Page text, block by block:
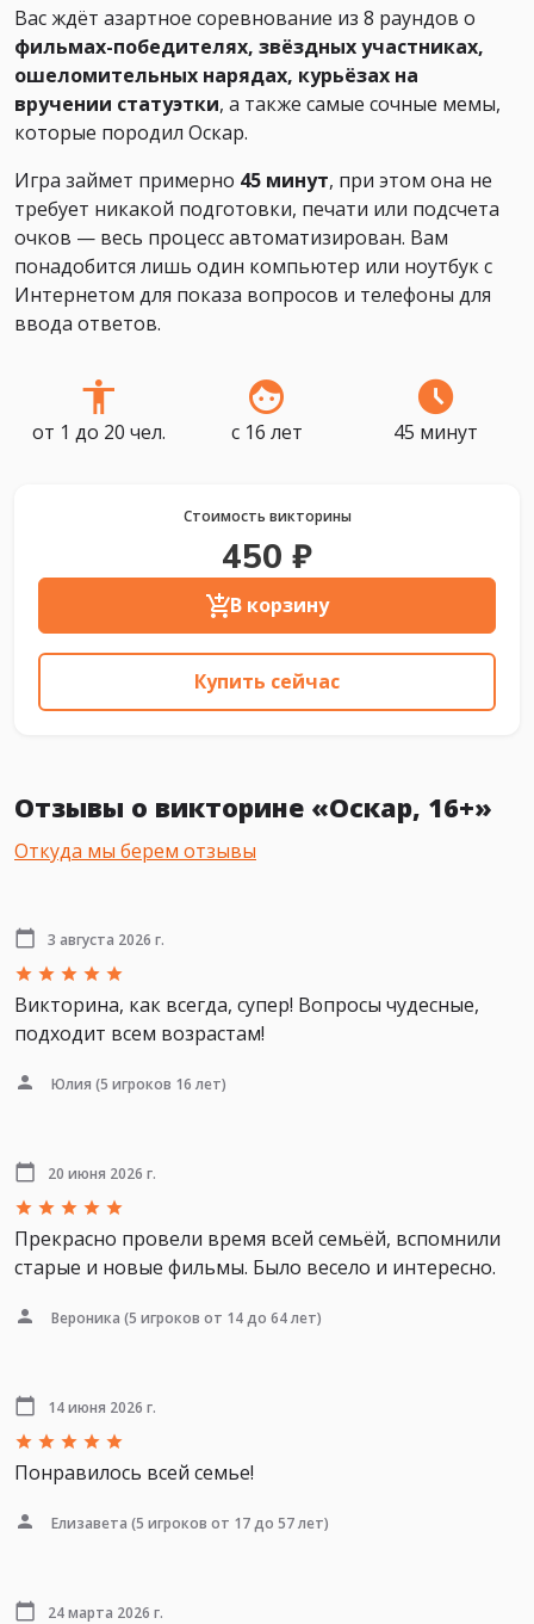
Вас ждёт азартное соревнование из 8 раундов о
фильмах-победителях, звёздных участниках,
ошеломительных нарядах, курьёзах на
вручении статуэтки, а также самые сочные мемы,
которые породил Оскар.
Игра займет примерно 45 минут, при этом она не
требует никакой подготовки, печати или подсчета
очков — весь процесс автоматизирован. Вам
понадобится лишь один компьютер или ноутбук с
Интернетом для показа вопросов и телефоны для
ввода ответов.
от 1 до 20 чел. с 16 лет 45 минут
Стоимость викторины
450 ₽
В корзину
Купить сейчас
Отзывы о викторине «Оскар, 16+»
Откуда мы берем отзывы
3 августа 2026 г.
Викторина, как всегда, супер! Вопросы чудесные,
подходит всем возрастам!
Юлия (5 игроков 16 лет)
20 июня 2026 г.
Прекрасно провели время всей семьёй, вспомнили
старые и новые фильмы. Было весело и интересно.
Вероника (5 игроков от 14 до 64 лет)
14 июня 2026 г.
Понравилось всей семье!
Елизавета (5 игроков от 17 до 57 лет)
24 марта 2026 г.